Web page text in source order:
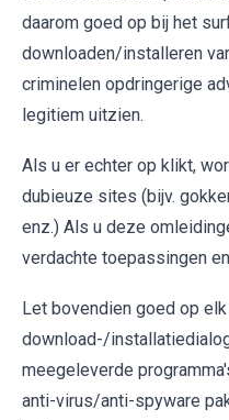
daarom goed op bij het
downloaden/installeren
criminelen opdringerige
legitiem uitzien.
Als u er echter op klikt,
dubieuze sites (bijv.
enz.) Als u deze
verdachte toepassingen
Let bovendien goed op
download-/
meegeleverde
anti-virus/anti-spyware